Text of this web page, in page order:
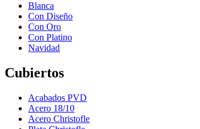
Blanca
Con Diseño
Con Oro
Con Platino
Navidad
Cubiertos
Acabados PVD
Acero 18/10
Acero Christofle